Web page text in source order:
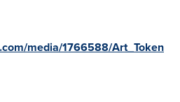
media/1766588/Art_Token